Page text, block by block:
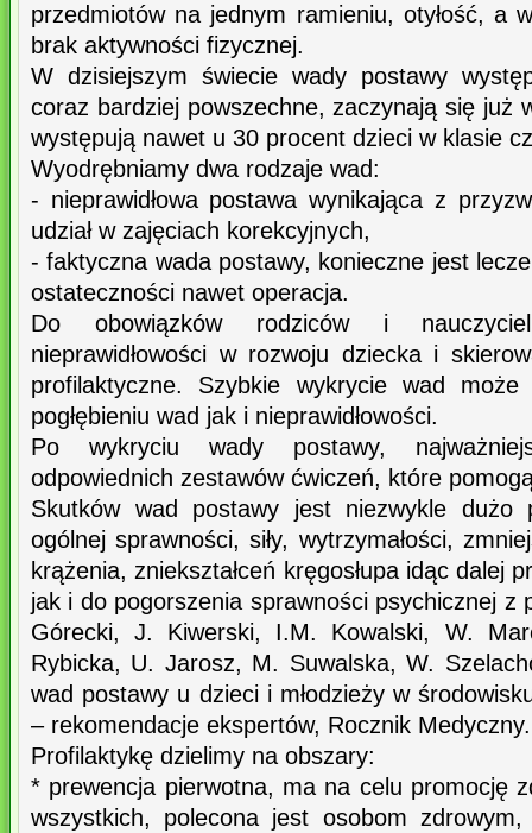
przedmiotów na jednym ramieniu, otyłość, a
brak aktywności fizycznej.
W dzisiejszym świecie wady postawy
coraz bardziej powszechne, zaczynają się już
występują nawet u 30 procent dzieci w klasie
Wyodrębniamy dwa rodzaje wad:
- nieprawidłowa postawa wynikająca z
udział w zajęciach korekcyjnych,
- faktyczna wada postawy, konieczne jest
ostateczności nawet operacja.
Do obowiązków rodziców i
nieprawidłowości w rozwoju dziecka i
profilaktyczne. Szybkie wykrycie wad
pogłębieniu wad jak i nieprawidłowości.
Po wykryciu wady postawy,
odpowiednich zestawów ćwiczeń, które
Skutków wad postawy jest niezwykle dużo
ogólnej sprawności, siły, wytrzymałości,
krążenia, zniekształceń kręgosłupa idąc dalej
jak i do pogorszenia sprawności psychicznej z
Górecki, J. Kiwerski, I.M. Kowalski, W.
Rybicka, U. Jarosz, M. Suwalska, W.
wad postawy u dzieci i młodzieży w
– rekomendacje ekspertów, Rocznik
Profilaktykę dzielimy na obszary:
* prewencja pierwotna, ma na celu promocję
wszystkich, polecona jest osobom zdrowym,